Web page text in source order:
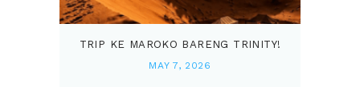
TRIP KE MAROKO BARENG TRINITY!
MAY 7, 2026